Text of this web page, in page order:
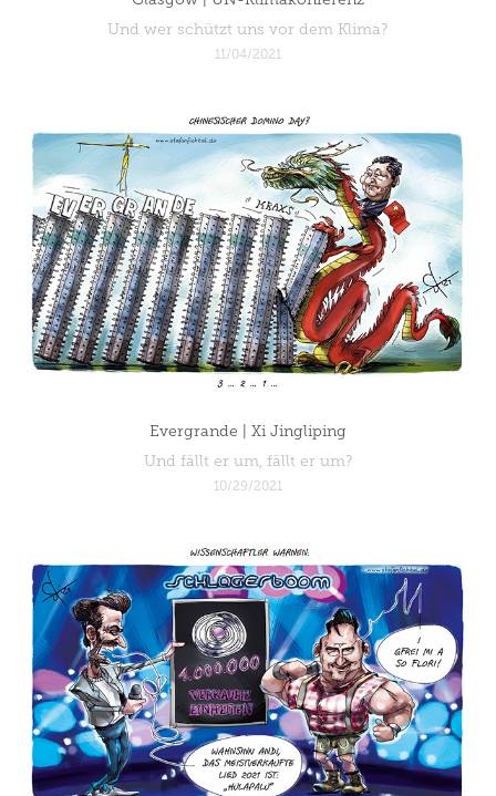
Und wer schützt uns vor dem Klima?
11/04/2021
Evergrande | Xi Jingliping
Und fällt er um, fällt er um?
10/29/2021